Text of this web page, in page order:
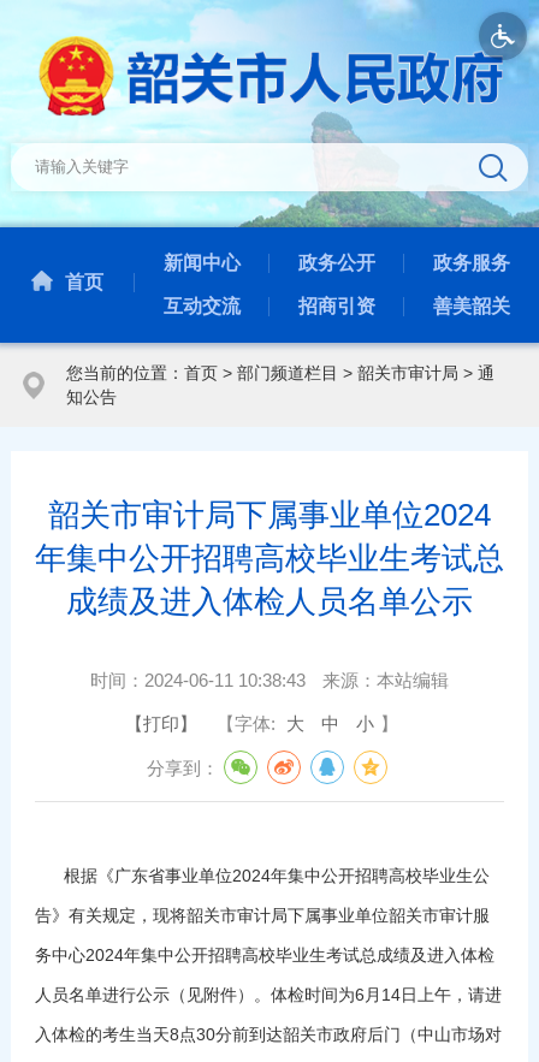
首页
新闻中心 政务公开 政务服务
互动交流 招商引资 善美韶关
您当前的位置： 首页> 部门频道栏目 > 韶关市审计局 > 通
知公告
韶关市审计局下属事业单位2024
年集中公开招聘高校毕业生考试总
成绩及进入体检人员名单公示
时间： 2024-06-11 10:38:43 来源： 本站编辑
【打印】 【字体: 大 中 小 】
分享到：
根据《广东省事业单位2024年集中公开招聘高校毕业生公
告》有关规定，现将韶关市审计局下属事业单位韶关市审计服
务中心2024年集中公开招聘高校毕业生考试总成绩及进入体检
人员名单进行公示（见附件）。体检时间为6月14日上午，请进
入体检的考生当天8点30分前到达韶关市政府后门（中山市场对